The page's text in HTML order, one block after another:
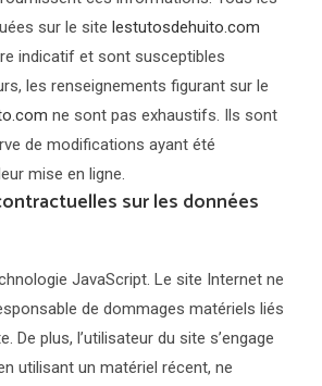
sur le sitelestutosdehuito.com
indicatif et sont susceptibles
les renseignements figurant sur le
ne sont pas exhaustifs. Ils sont
de modifications ayant été
mise en ligne.
sur les données
JavaScript. Le site Internet ne
de dommages matériels liés
De plus, l’utilisateur du site s’engage
utilisant un matériel récent, ne